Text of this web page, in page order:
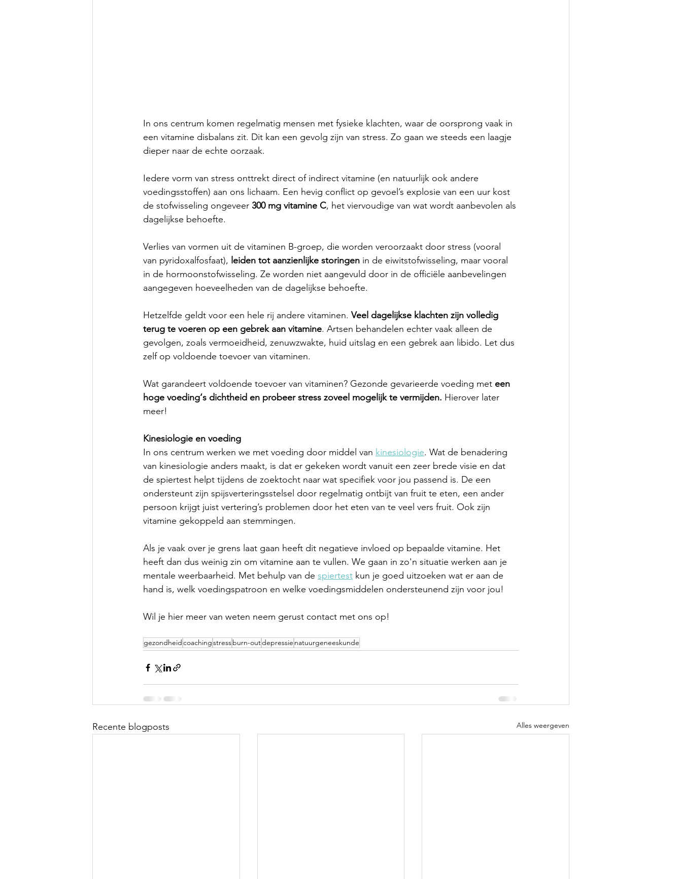
In ons centrum komen regelmatig mensen met fysieke klachten, waar de oorsprong vaak in
een vitamine disbalans zit. Dit kan een gevolg zijn van stress. Zo gaan we steeds een laagje
dieper naar de echte oorzaak.
Iedere vorm van stress onttrekt direct of indirect vitamine (en natuurlijk ook andere
voedingsstoffen) aan ons lichaam. Een hevig conflict op gevoel’s explosie van een uur kost
de stofwisseling ongeveer 300 mg vitamine C, het viervoudige van wat wordt aanbevolen als
dagelijkse behoefte.
Verlies van vormen uit de vitaminen B-groep, die worden veroorzaakt door stress (vooral
van pyridoxalfosfaat), leiden tot aanzienlijke storingen in de eiwitstofwisseling, maar vooral
in de hormoonstofwisseling. Ze worden niet aangevuld door in de officiële aanbevelingen
aangegeven hoeveelheden van de dagelijkse behoefte.
Hetzelfde geldt voor een hele rij andere vitaminen. Veel dagelijkse klachten zijn volledig
terug te voeren op een gebrek aan vitamine. Artsen behandelen echter vaak alleen de
gevolgen, zoals vermoeidheid, zenuwzwakte, huid uitslag en een gebrek aan libido. Let dus
zelf op voldoende toevoer van vitaminen.
Wat garandeert voldoende toevoer van vitaminen? Gezonde gevarieerde voeding met een
hoge voeding‘s dichtheid en probeer stress zoveel mogelijk te vermijden. Hierover later
meer!
Kinesiologie en voeding
In ons centrum werken we met voeding door middel van kinesiologie. Wat de benadering
van kinesiologie anders maakt, is dat er gekeken wordt vanuit een zeer brede visie en dat
de spiertest helpt tijdens de zoektocht naar wat specifiek voor jou passend is. De een
ondersteunt zijn spijsverteringsstelsel door regelmatig ontbijt van fruit te eten, een ander
persoon krijgt juist vertering’s problemen door het eten van te veel vers fruit. Ook zijn
vitamine gekoppeld aan stemmingen.
Als je vaak over je grens laat gaan heeft dit negatieve invloed op bepaalde vitamine. Het
heeft dan dus weinig zin om vitamine aan te vullen. We gaan in zo'n situatie werken aan je
mentale weerbaarheid. Met behulp van de spiertest kun je goed uitzoeken wat er aan de
hand is, welk voedingspatroon en welke voedingsmiddelen ondersteunend zijn voor jou!
Wil je hier meer van weten neem gerust contact met ons op!
gezondheidcoachingstressburn-outdepressie natuurgeneeskunde
Recente blogposts Alles weergeven